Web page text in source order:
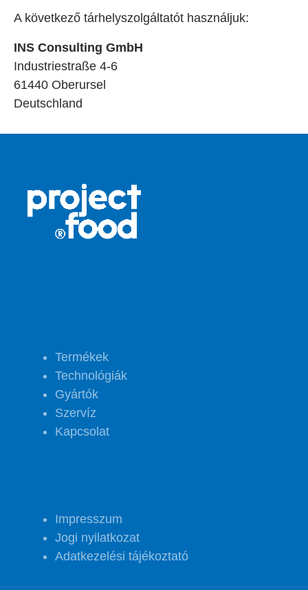
A következő tárhelyszolgáltatót használjuk:
INS Consulting GmbH
Industriestraße 4-6
61440 Oberursel
Deutschland
Termékek
Technológiák
Gyártók
Szervíz
Kapcsolat
Impresszum
Jogi nyilatkozat
Adatkezelési tájékoztató